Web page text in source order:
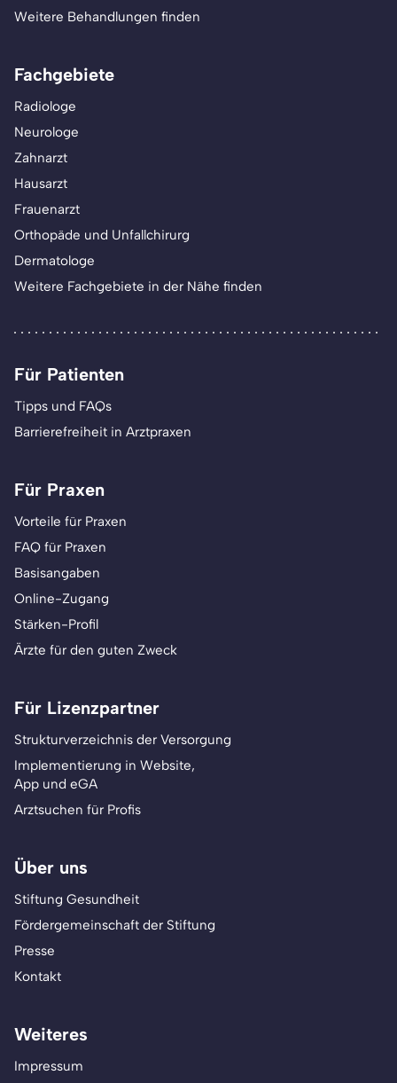
Weitere Behandlungen finden
Fachgebiete
Radiologe
Neurologe
Zahnarzt
Hausarzt
Frauenarzt
Orthopäde und Unfallchirurg
Dermatologe
Weitere Fachgebiete in der Nähe finden
Für Patienten
Tipps und FAQs
Barrierefreiheit in Arztpraxen
Für Praxen
Vorteile für Praxen
FAQ für Praxen
Basisangaben
Online-Zugang
Stärken-Profil
Ärzte für den guten Zweck
Für Lizenzpartner
Strukturverzeichnis der Versorgung
Implementierung in Website,
App und eGA
Arztsuchen für Profis
Über uns
Stiftung Gesundheit
Fördergemeinschaft der Stiftung
Presse
Kontakt
Weiteres
Impressum